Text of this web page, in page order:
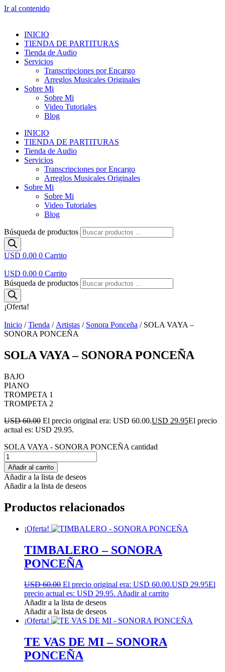
Ir al contenido
INICIO
TIENDA DE PARTITURAS
Tienda de Audio
Servicios
Transcripciones por Encargo
Arreglos Musicales Originales
Sobre Mi
Sobre Mi
Video Tutoriales
Blog
INICIO
TIENDA DE PARTITURAS
Tienda de Audio
Servicios
Transcripciones por Encargo
Arreglos Musicales Originales
Sobre Mi
Sobre Mi
Video Tutoriales
Blog
Búsqueda de productos
USD 0.00 0 Carrito
USD 0.00 0 Carrito
Búsqueda de productos
¡Oferta!
Inicio /Tienda / Artistas / Sonora Ponceña / SOLA VAYA –
SONORA PONCEÑA
SOLA VAYA – SONORA PONCEÑA
BAJO
PIANO
TROMPETA 1
TROMPETA 2
USD 60.00 El precio original era: USD 60.00.USD 29.95El precio
actual es: USD 29.95.
SOLA VAYA - SONORA PONCEÑA cantidad
Añadir al carrito
Añadir a la lista de deseos
Añadir a la lista de deseos
Productos relacionados
¡Oferta!
TIMBALERO – SONORA
PONCEÑA
USD 60.00 El precio original era: USD 60.00.USD 29.95El
precio actual es: USD 29.95. Añadir al carrito
Añadir a la lista de deseos
Añadir a la lista de deseos
¡Oferta!
TE VAS DE MI – SONORA
PONCEÑA